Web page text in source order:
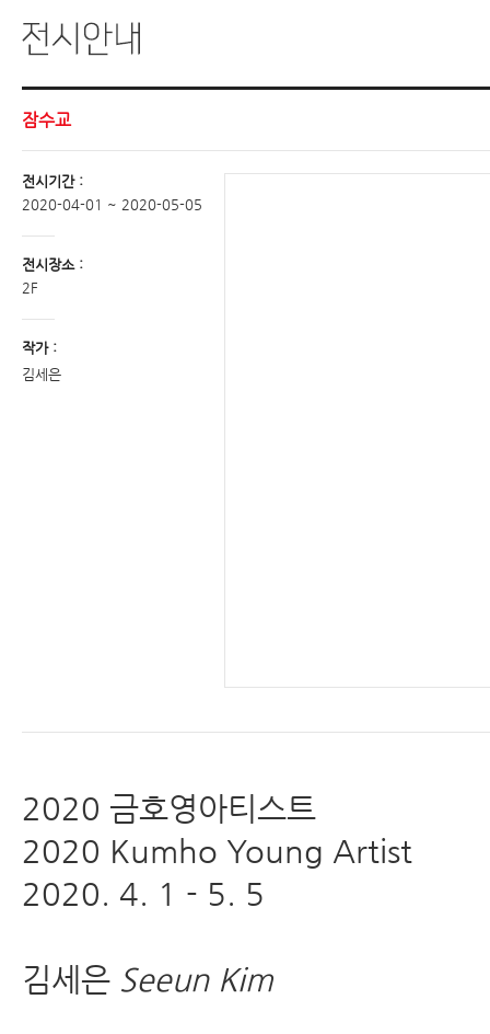
잠수교
전시기간 :
2020-04-01 ~ 2020-05-05
전시장소 :
2F
작가 :
김세은
2020 금호영아티스트
2020 Kumho Young Artist
2020. 4. 1 - 5. 5
김세은 Seeun Kim